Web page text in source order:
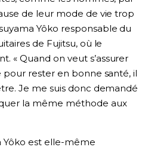
de leur mode de vie trop
Yôko responsable du
de Fujitsu, où le
« Quand on veut s’assurer
pour rester en bonne santé, il
Je me suis donc demandé
la même méthode aux
Yôko est elle-même